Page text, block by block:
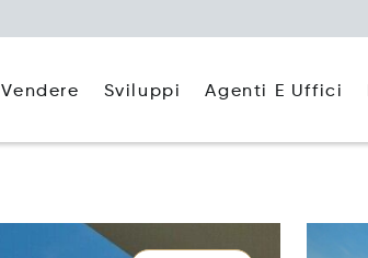
Vendere Sviluppi Agenti E Uffici